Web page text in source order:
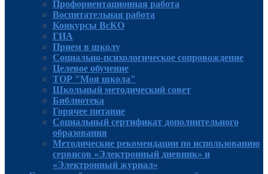
Профориентационная работа
Воспитательная работа
Конкурсы ВсКО
ГИА
Прием в школу
Социально-психологическое сопровождение
Целевое обучение
ТОР "Моя школа"
Школьный методический совет
Библиотека
Горячее питание
Социальный сертификат дополнительного
образования
Методические рекомендации по использованию
сервисов «Электронный дневник» и
«Электронный журнал»